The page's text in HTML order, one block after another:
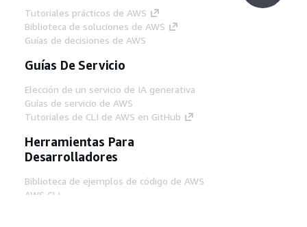
Tutoriales prácticos de AWS
Biblioteca de soluciones de AWS
Guías de decisiones de AWS
Guías De Servicio
Elección de un servicio de IA generativa
Guías de servicio de AWS
Tutoriales de CLI de AWS en GitHub
Herramientas Para
Desarrolladores
Biblioteca de ejemplos de código de AWS
AWS CLI